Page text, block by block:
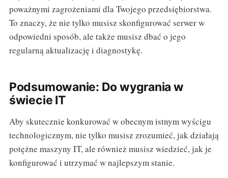
poważnymi zagrożeniami dla Twojego przedsiębiorstwa.
To znaczy, że nie tylko musisz skonfigurować serwer w
odpowiedni sposób, ale także musisz dbać o jego
regularną aktualizację i diagnostykę.
Podsumowanie: Do wygrania w
świecie IT
Aby skutecznie konkurować w obecnym istnym wyścigu
technologicznym, nie tylko musisz zrozumieć, jak działają
potężne maszyny IT, ale również musisz wiedzieć, jak je
konfigurować i utrzymać w najlepszym stanie.